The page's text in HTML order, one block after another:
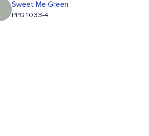
Sweet Me Green
PPG1033-4